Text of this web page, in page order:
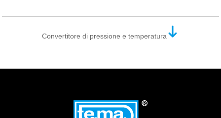
Convertitore di pressione e temperatura